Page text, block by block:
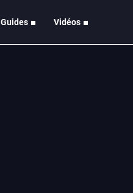
Guides Vidéos